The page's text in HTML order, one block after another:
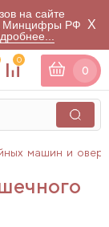
на сайте
Минцифры РФ
X
0
0
машин и